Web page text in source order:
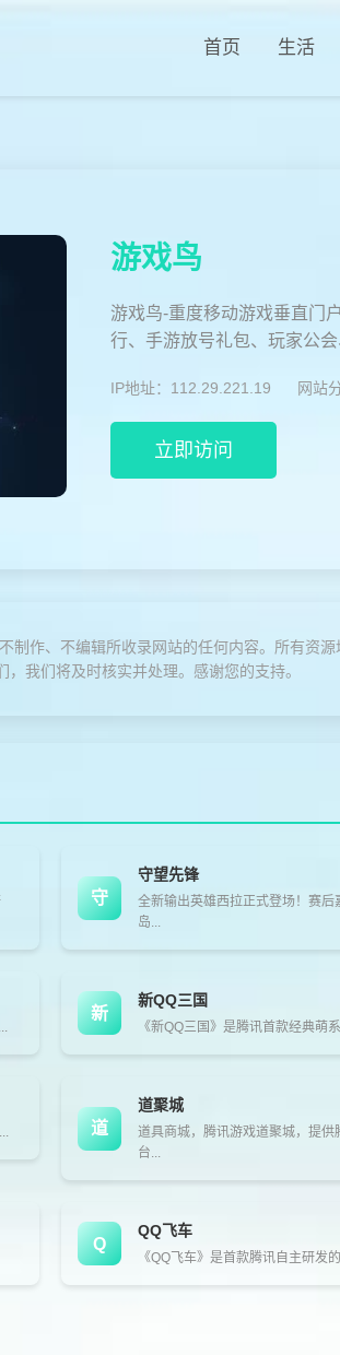
首页 生活
游戏鸟
游戏鸟-重度移动游戏垂直门
行、手游放号礼包、玩家公
IP地址：112.29.221.19 网站
立即访问
作、不编辑所收录网站的任何内容。所有资
我们将及时核实并处理。感谢您的支持。
守
守望先锋
全新输出英雄西拉正式登场！赛后
岛...
新
新QQ三国
《新QQ三国》是腾讯首款经典萌
道
道聚城
道具商城，腾讯游戏道聚城，提供
台...
Q
QQ飞车
《QQ飞车》是首款腾讯自主研发